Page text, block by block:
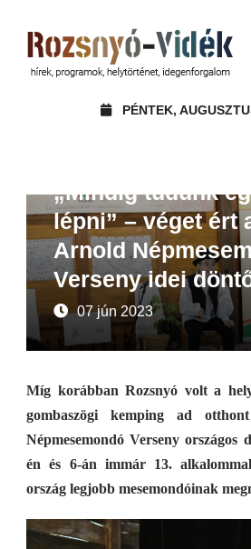
PÉNTEK,
„Mindig tudunk
lépni” – véget ért
Arnold
Verseny idei
07 jún 2023
Míg korábban Rozsnyó volt a
gombaszögi kemping ad
Népmesemondó Verseny országos
én és 6-án immár 13.
ország legjobb mesemondóinak